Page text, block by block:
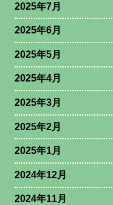
2025年7月
2025年6月
2025年5月
2025年4月
2025年3月
2025年2月
2025年1月
2024年12月
2024年11月